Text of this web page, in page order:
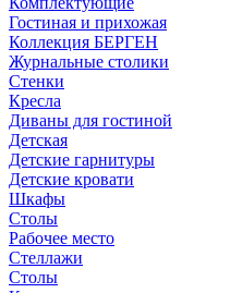
Гостиная и прихожая
Коллекция БЕРГЕН
Журнальные столики
Стенки
Кресла
Диваны для гостиной
Детская
Детские гарнитуры
Детские кровати
Шкафы
Столы
Рабочее место
Стеллажи
Столы